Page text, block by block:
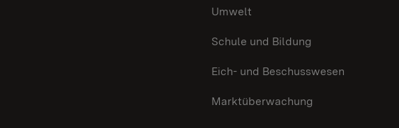
Umwelt
Schule und Bildung
Eich- und Beschusswesen
Marktüberwachung